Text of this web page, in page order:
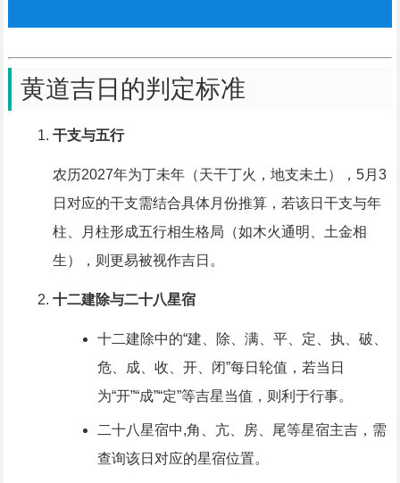
黄道吉日的判定标准
干支与五行
农历2027年为丁未年（天干丁火，地支未土），5月3
日对应的干支需结合具体月份推算，若该日干支与年
柱、月柱形成五行相生格局（如木火通明、土金相
生），则更易被视作吉日。
十二建除与二十八星宿
十二建除中的“建、除、满、平、定、执、破、
危、成、收、开、闭”每日轮值，若当日
为“开”“成”“定”等吉星当值，则利于行事。
二十八星宿中,角、亢、房、尾等星宿主吉，需
查询该日对应的星宿位置。